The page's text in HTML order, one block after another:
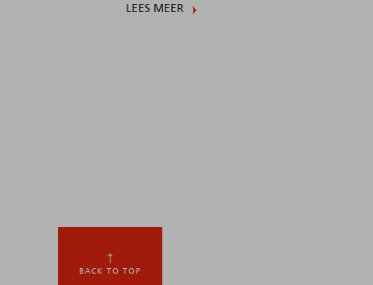
LEES MEER
BACK TO TOP